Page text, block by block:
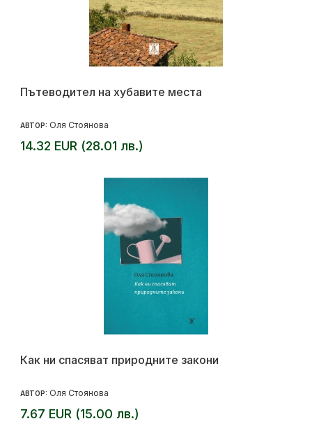
Пътеводител на хубавите места
АВТОР: Оля Стоянова
14.32 EUR (28.01 лв.)
Как ни спасяват природните закони
АВТОР: Оля Стоянова
7.67 EUR (15.00 лв.)